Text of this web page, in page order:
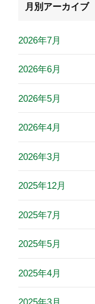
月別アーカイブ
2026年7月
2026年6月
2026年5月
2026年4月
2026年3月
2025年12月
2025年7月
2025年5月
2025年4月